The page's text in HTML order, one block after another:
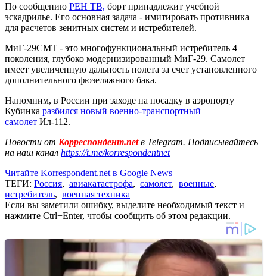
По сообщению РЕН ТВ, борт принадлежит учебной
эскадрилье. Его основная задача - имитировать противника
для расчетов зенитных систем и истребителей.
МиГ-29СМТ - это многофункциональный истребитель 4+
поколения, глубоко модернизированный МиГ-29. Самолет
имеет увеличенную дальность полета за счет установленного
дополнительного фюзеляжного бака.
Напомним, в России при заходе на посадку в аэропорту
Кубинка разбился новый военно-транспортный
самолет Ил-112.
Новости от Корреспондент.netв Telegram. Подписывайтесь
на наш канал https://t.me/korrespondentnet
Читайте Korrespondent.net в Google News
ТЕГИ: Россия, авиакатастрофа, самолет, военные,
истребитель, военная техника
Если вы заметили ошибку, выделите необходимый текст и
нажмите Ctrl+Enter, чтобы сообщить об этом редакции.